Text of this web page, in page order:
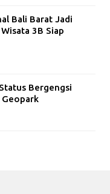
Bali Barat Jadi
3B Siap
Bergengsi
Geopark